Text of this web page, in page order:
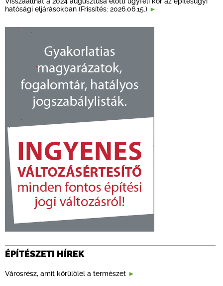
hatósági eljárásokban (Frissítés: 2026.06.15.)
ÉPÍTÉSZETI HÍREK
Városrész, amit körülölel a természet